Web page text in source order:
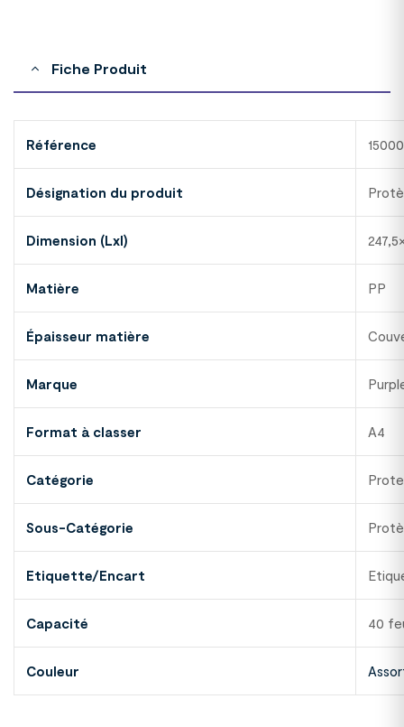
Fiche Produit
Référence
Désignation du produit
Dimension (Lxl)
Matière PP
Épaisseur matière
Marque
Format à classer A4
Catégorie
Sous-Catégorie
Etiquette/Encart
Capacité 40
Couleur